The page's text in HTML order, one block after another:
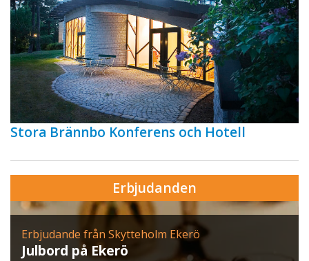
Stora Brännbo Konferens och Hotell
Erbjudanden
Erbjudande från Skytteholm Ekerö
Julbord på Ekerö